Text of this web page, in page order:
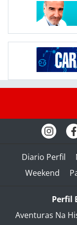
Diario Perfil
Weekend
Perfil
Aventuras Na